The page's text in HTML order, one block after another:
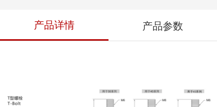
产品详情 产品参数